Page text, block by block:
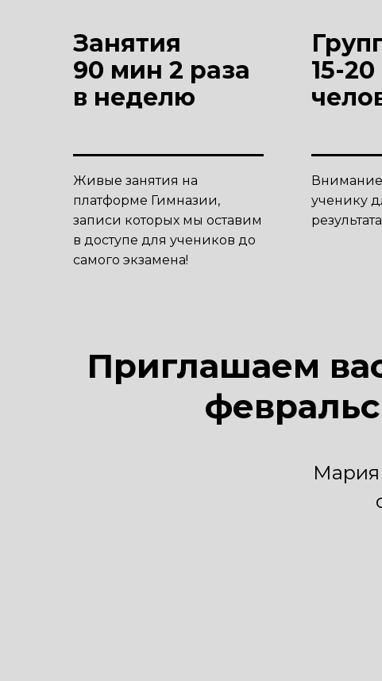
Занятия
90 мин 2 раза
в неделю
Живые занятия на
платформе Гимназии,
записи которых мы оставим
в доступе для учеников до
самого экзамена!
15-20
ученику
Приглашаем
Мария